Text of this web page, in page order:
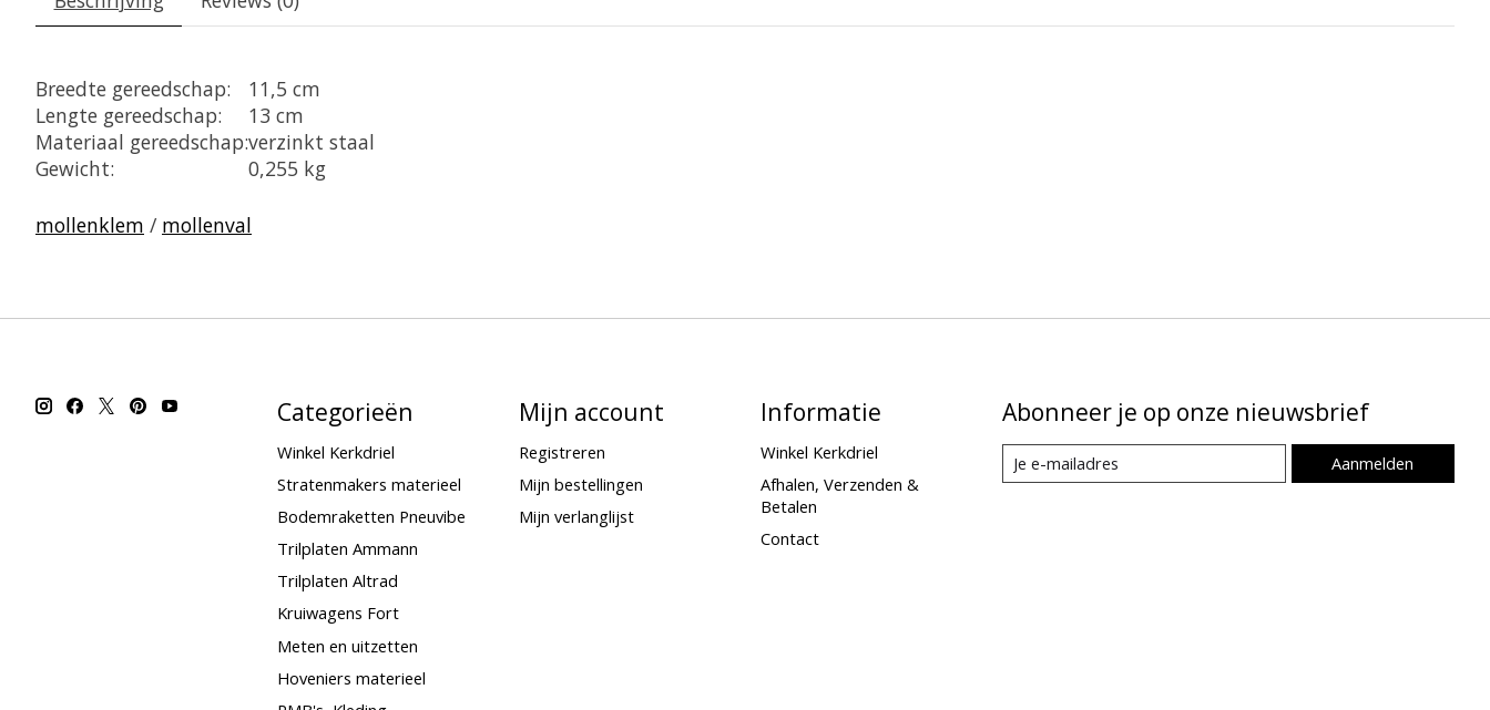
Breedte gereedschap:
11,5 cm
Lengte gereedschap:
13 cm
Materiaal gereedschap:verzinkt staal
Gewicht:
0,255 kg
mollenklem / mollenval
Categorieën
Winkel Kerkdriel
Stratenmakers materieel
Bodemraketten Pneuvibe
Trilplaten Ammann
Trilplaten Altrad
Kruiwagens Fort
Meten en uitzetten
Hoveniers materieel
Mijn account
Registreren
Mijn bestellingen
Mijn verlanglijst
Informatie
Winkel Kerkdriel
Afhalen, Verzenden &
Betalen
Contact
Abonneer je op onze nieuwsbrief
Aanmelden